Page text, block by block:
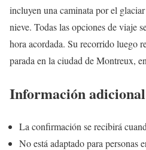
incluyen una caminata por el
nieve. Todas las opciones de viaje
hora acordada. Su recorrido luego
parada en la ciudad de Montreux,
Información adicional
La confirmación se recibirá
No está adaptado para personas